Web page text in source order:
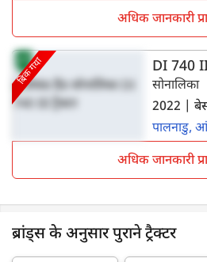
अधिक जानकारी
बिक गया DI 740
सोनालिका
पालनाडु,
अधिक जानकारी
ब्रांड्स के अनुसार पुराने ट्रैक्टर